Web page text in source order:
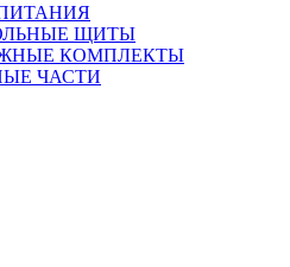
ЩИТЫ
КОМПЛЕКТЫ
ЧАСТИ